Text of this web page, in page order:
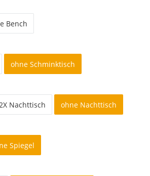
Bench
ohne Schminktisch
Nachttisch ohne Nachttisch
Spiegel